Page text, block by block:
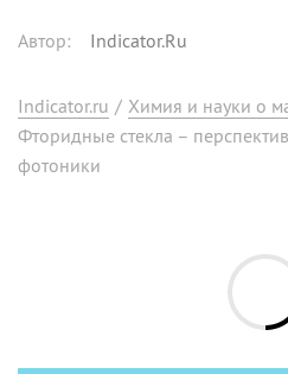
Автор: Indicator.Ru
Indicator.ru / Химия и науки о
Фторидные стекла –
фотоники